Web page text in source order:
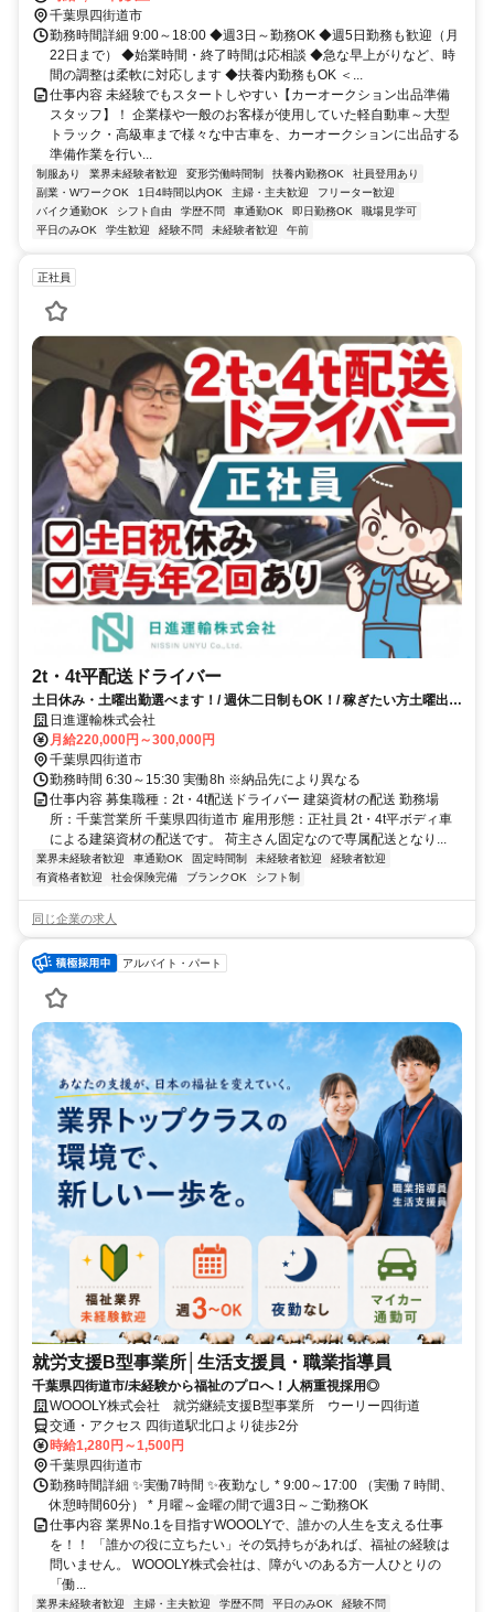
千葉県四街道市
勤務時間詳細 9:00～18:00 ◆週3日～勤務OK ◆週5日勤務も歓迎（月
22日まで） ◆始業時間・終了時間は応相談 ◆急な早上がりなど、時
間の調整は柔軟に対応します ◆扶養内勤務もOK ＜...
仕事内容 未経験でもスタートしやすい【カーオークション出品準備
スタッフ】！ 企業様や一般のお客様が使用していた軽自動車～大型
トラック・高級車まで様々な中古車を、カーオークションに出品する
準備作業を行い...
制服あり 業界未経験者歓迎 変形労働時間制 扶養内勤務OK
社員登用あり
副業・WワークOK
1日4時間以内OK 主婦・主夫歓迎
フリーター歓迎
バイク通勤OK
シフト自由 学歴不問 車通勤OK 即日勤務OK
職場見学可
平日のみOK
学生歓迎 経験不問 未経験者歓迎 午前
正社員
2t・4t平配送ドライバー
土日休み・土曜出勤選べます！/ 週休二日制もOK！/ 稼ぎたい方土曜出勤
OK 日進運輸株式会社
月給220,000円～300,000円
千葉県四街道市
勤務時間 6:30～15:30 実働8h ※納品先により異なる
仕事内容 募集職種：2t・4t配送ドライバー 建築資材の配送 勤務場
所：千葉営業所 千葉県四街道市 雇用形態：正社員 2t・4t平ボディ車
による建築資材の配送です。 荷主さん固定なので専属配送となり...
業界未経験者歓迎 車通勤OK 固定時間制 未経験者歓迎
経験者歓迎
有資格者歓迎
社会保険完備 ブランクOK シフト制
同じ企業の求人
アルバイト・パート
就労支援B型事業所│生活支援員・職業指導員
千葉県四街道市/未経験から福祉のプロへ！人柄重視採用◎
WOOOLY株式会社 就労継続支援B型事業所 ウーリー四街道
交通・アクセス 四街道駅北口より徒歩2分
時給1,280円～1,500円
千葉県四街道市
勤務時間詳細 ✨実働7時間 ✨夜勤なし * 9:00～17:00 （実働７時間、
休憩時間60分） * 月曜～金曜の間で週3日～ご勤務OK
仕事内容 業界No.1を目指すWOOOLYで、誰かの人生を支える仕事
を！！ 「誰かの役に立ちたい」その気持ちがあれば、福祉の経験は
問いません。 WOOOLY株式会社は、障がいのある方一人ひとりの
「働...
業界未経験者歓迎 主婦・主夫歓迎 学歴不問 平日のみOK
経験不問